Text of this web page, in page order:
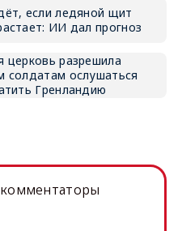
если ледяной щит
ИИ дал прогноз
церковь разрешила
солдатам ослушаться
Гренландию